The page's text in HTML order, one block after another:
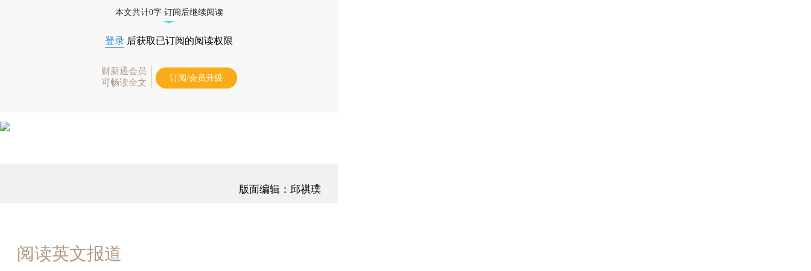
本文共计0字 订阅后继续阅读
登录 后获取已订阅的阅读权限
财新通会员
可畅读全文
订阅/会员升级
版面编辑：邱祺璞
阅读英文报道